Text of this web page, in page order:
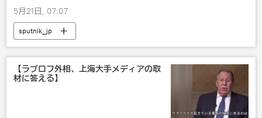
5月21日, 07:07
sputnik_jp
【ラブロフ外相、上海大手メディアの取
材に答える】